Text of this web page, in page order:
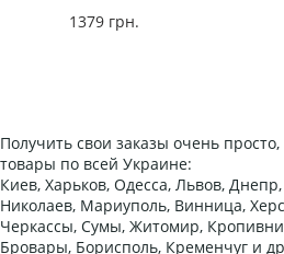
1379 грн.
Получить свои заказы очень
товары по всей Украине:
Киев, Харьков, Одесса, Львов,
Николаев, Мариуполь, Винница,
Черкассы, Сумы, Житомир,
Бровары, Борисполь, Кременчуг и